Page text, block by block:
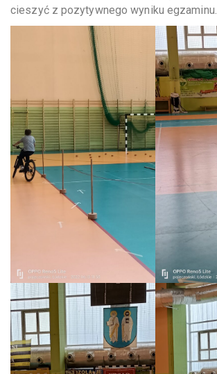
cieszyć z pozytywnego wyniku egzaminu.